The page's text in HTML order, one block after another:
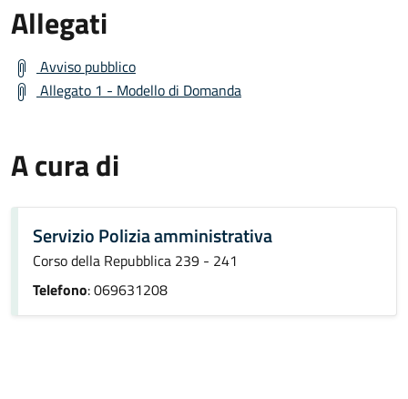
Allegati
Avviso pubblico
Allegato 1 - Modello di Domanda
A cura di
Servizio Polizia amministrativa
Corso della Repubblica 239 - 241
Telefono: 069631208